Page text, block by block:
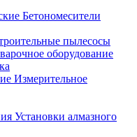
Бетономесители
пылесосы
оборудование
Измерительное
Установки алмазного